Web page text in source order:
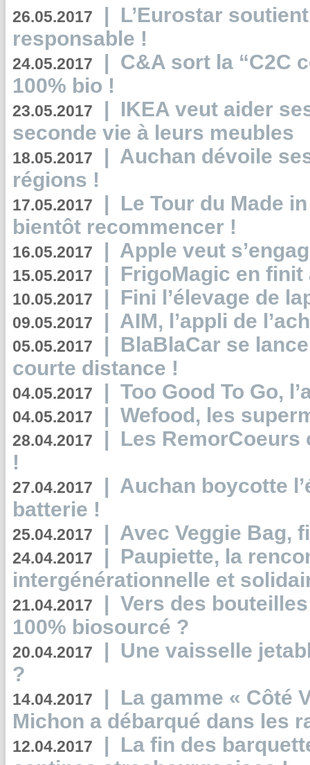
26.05.2017 | L’Eurostar
responsable !
24.05.2017 | C&A sort la “C2C
100% bio !
23.05.2017 | IKEA veut aider
seconde vie à leurs meubles
18.05.2017 | Auchan dévoile
régions !
17.05.2017 | Le Tour du Made
bientôt recommencer !
16.05.2017 | Apple veut
15.05.2017 | FrigoMagic en
10.05.2017 | Fini l’élevage de
09.05.2017 | AIM, l’appli de
05.05.2017 | BlaBlaCar se
courte distance !
04.05.2017 | Too Good To Go,
04.05.2017 | Wefood, les
28.04.2017 | Les RemorCoeurs
!
27.04.2017 | Auchan boycotte
batterie !
25.04.2017 | Avec Veggie Bag,
24.04.2017 | Paupiette, la
intergénérationnelle et
21.04.2017 | Vers des
100% biosourcé ?
20.04.2017 | Une vaisselle
?
14.04.2017 | La gamme « Côté
Michon a débarqué dans les
12.04.2017 | La fin des